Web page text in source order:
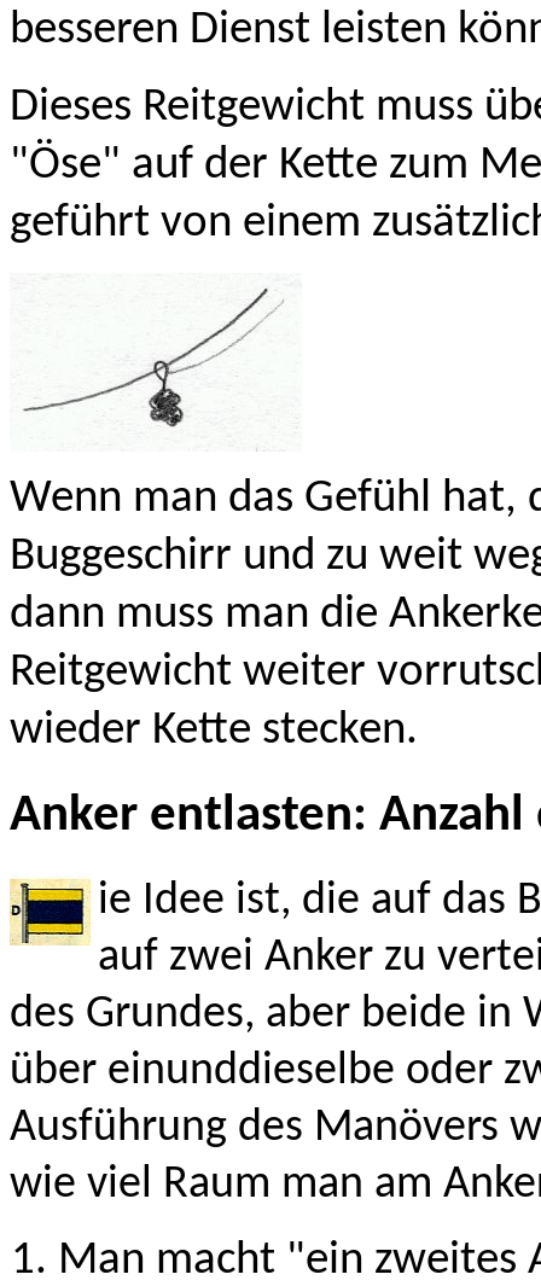
besseren Dienst leisten
Dieses Reitgewicht muss
"Öse" auf der Kette zum
geführt von einem
Wenn man das Gefühl hat,
Buggeschirr und zu weit
dann muss man die
Reitgewicht weiter
wieder Kette stecken.
Anker entlasten:
ie Idee ist, die auf das
auf zwei Anker zu
des Grundes, aber beide in
über einunddieselbe oder
Ausführung des Manövers
wie viel Raum man am
Man macht "ein zweites